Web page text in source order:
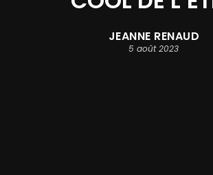
JEANNE RENAUD
5 août 2023